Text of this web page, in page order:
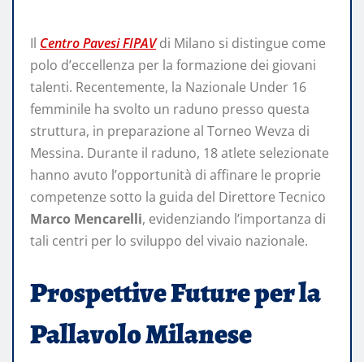
Il Centro Pavesi FIPAVdi Milano si distingue come
polo d’eccellenza per la formazione dei giovani
talenti. Recentemente, la Nazionale Under 16
femminile ha svolto un raduno presso questa
struttura, in preparazione al Torneo Wevza di
Messina. Durante il raduno, 18 atlete selezionate
hanno avuto l’opportunità di affinare le proprie
competenze sotto la guida del Direttore Tecnico
Marco Mencarelli, evidenziando l’importanza di
tali centri per lo sviluppo del vivaio nazionale.
Prospettive Future per la
Pallavolo Milanese